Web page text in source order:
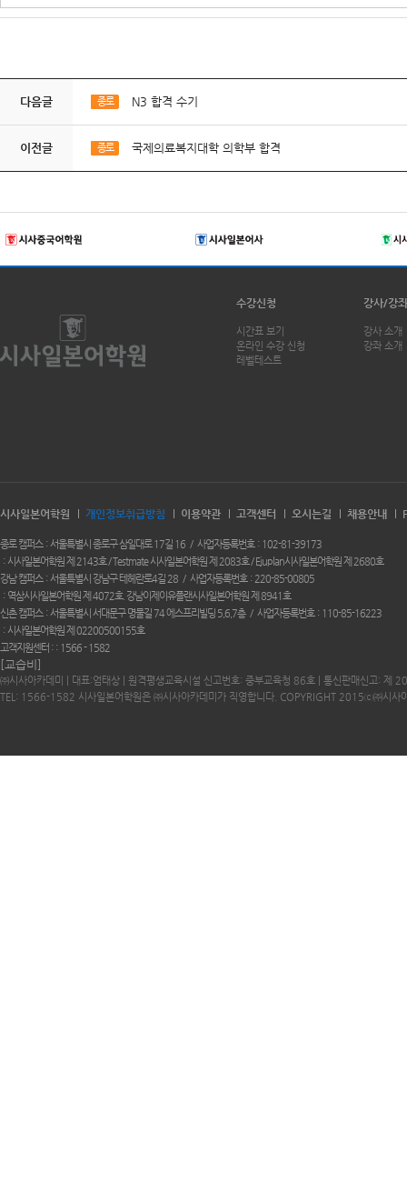
다음글 종로 N3 합격 수기
이전글 종로 국제의료복지대학 의학부 합격
수강신청
시간표 보기
온라인 수강 신청
레벨테스트
강사/강좌
강사 소개
강좌 소개
시사일본어학원 개인정보취급방침 이용약관 고객센터 오시는길 채용안내
종로 캠퍼스 서울특별시 종로구 삼일대로 17길 16 사업자등록번호
102-81-39173
시사일본어학원 제 2143호 / Testmate 시사일본어학원 제 2083호 / Ejuplan시사일본어학원 제 2680호
강남 캠퍼스
서울특별시 강남구 테헤란로4길 28 사업자등록번호
220-85-00805
역삼시사일본어학원 제 4072호. 강남이제이유플랜시사일본어학원 제 8941호
신촌 캠퍼스
서울특별시 서대문구 명물길 74 에스프리빌딩 5,6,7층 사업자등록번호
110-85-16223
시사일본어학원 제 02200500155호
고객지원센터 :
1566 - 1582
[교습비]
㈜시사아카데미 | 대표:엄태상 | 원격평생교육시설 신고번호: 중부교육청 86호 | 통신판매신고: 제
TEL: 1566-1582 시사일본어학원은 ㈜시사아카데미가 직영합니다. COPYRIGHT 2015ⓒ㈜시사